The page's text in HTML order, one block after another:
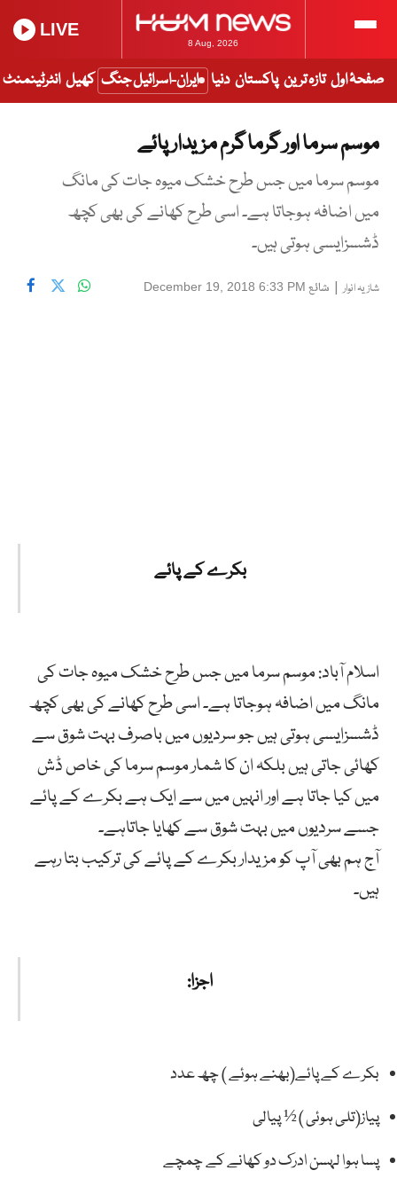
8 Aug, 2026
LIVE
صفحۂ اول تازہ ترین پاکستان دنیا ایران-اسرائیل جنگ کھیل انٹرٹینمنٹ
موسم سرما اور گرما گرم مزیدار پائے
موسم سرما میں جس طرح خشک میوہ جات کی مانگ
میں اضافہ ہوجاتا ہے۔ اسی طرح کھانے کی بھی کچھ
ڈشسزایسی ہوتی ہیں۔
شازیہ انوار| شائع December 19, 2018 6:33 PM
بکرے کے پائے
اسلام آباد: موسم سرما میں جس طرح خشک میوہ جات کی
مانگ میں اضافہ ہوجاتا ہے۔ اسی طرح کھانے کی بھی کچھ
ڈشسزایسی ہوتی ہیں جو سردیوں میں باصرف بہت شوق سے
کھائی جاتی ہیں بلکہ ان کا شمار موسم سرما کی خاص ڈش
میں کیا جاتا ہے اور انہیں میں سے ایک ہے بکرے کے پائے
جسے سردیوں میں بہت شوق سے کھایا جاتاہے۔
آج ہم بھی آپ کو مزیدار بکرے کے پائے کی ترکیب بتا رہے
ہیں۔
اجزا:
بکرے کے پائے(بھنے ہوئے ) چھ عدد
پیاز(تلی ہوئی ) ½ پیالی
پسا ہوا لہسن ادرک دو کھانے کے چمچے